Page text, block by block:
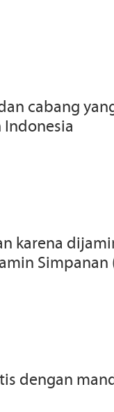
cabang
Indonesia
karena
Simpanan
dengan